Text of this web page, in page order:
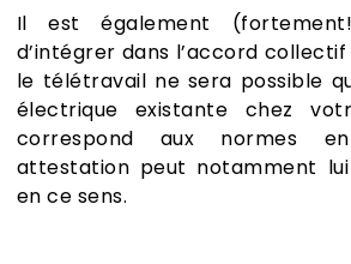
Il est également
d’intégrer dans l’accord
le télétravail ne sera possible
électrique existante chez
correspond aux normes
attestation peut notamment
en ce sens.